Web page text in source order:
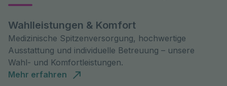
Wahlleistungen & Komfort
Medizinische Spitzenversorgung, hochwertige
Ausstattung und individuelle Betreuung – unsere
Wahl- und Komfortleistungen.
Mehr erfahren